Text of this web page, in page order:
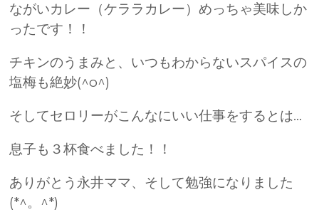
ながいカレー（ケララカレー）めっちゃ美味しか
ったです！！
チキンのうまみと、いつもわからないスパイスの
塩梅も絶妙(^o^)
そしてセロリーがこんなにいい仕事をするとは…
息子も３杯食べました！！
ありがとう永井ママ、そして勉強になりました
(*^。^*)